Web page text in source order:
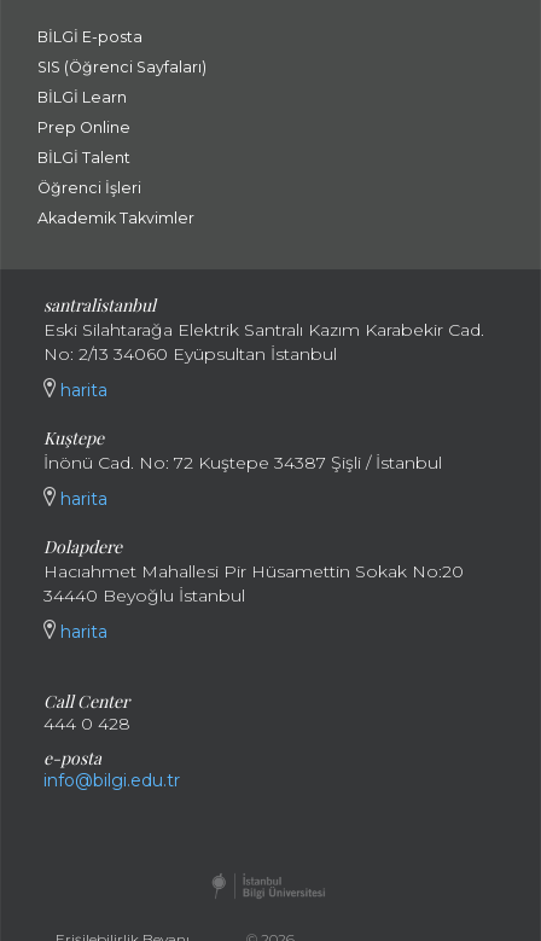
BİLGİ E-posta
SIS (Öğrenci Sayfaları)
BİLGİ Learn
Prep Online
BİLGİ Talent
Öğrenci İşleri
Akademik Takvimler
santralistanbul
Eski Silahtarağa Elektrik Santralı Kazım Karabekir Cad.
No: 2/13 34060 Eyüpsultan İstanbul
harita
Kuştepe
İnönü Cad. No: 72 Kuştepe 34387 Şişli / İstanbul
harita
Dolapdere
Hacıahmet Mahallesi Pir Hüsamettin Sokak No:20
34440 Beyoğlu İstanbul
harita
Call Center
444 0 428
e-posta
info@bilgi.edu.tr